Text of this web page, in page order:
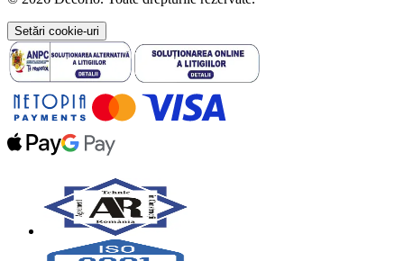
Setări cookie-uri